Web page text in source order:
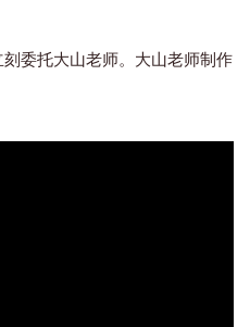
委托大山老师。大山老师制作